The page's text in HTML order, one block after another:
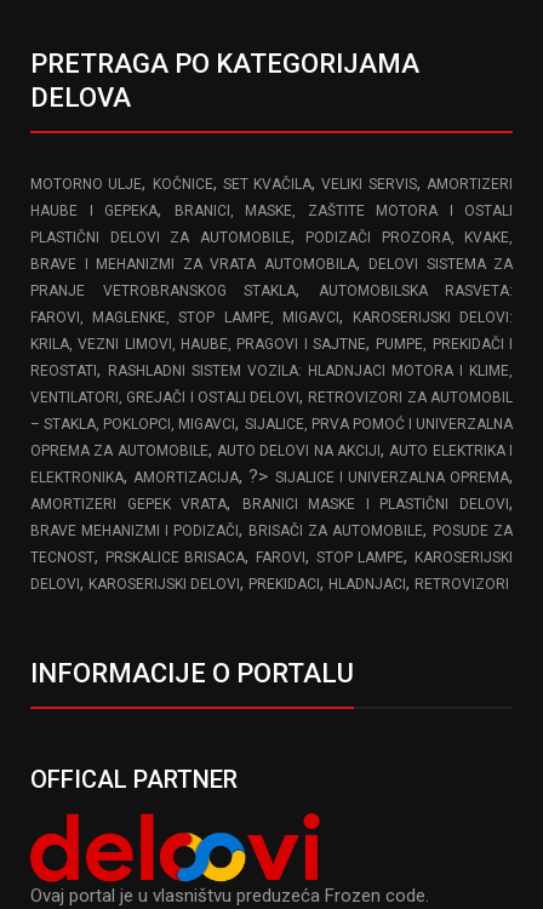
PRETRAGA PO KATEGORIJAMA
DELOVA
MOTORNO ULJE, KOČNICE, SET KVAČILA,VELIKI SERVIS, AMORTIZERI
HAUBE I GEPEKA,
BRANICI, MASKE, ZAŠTITE MOTORA I OSTALI
PLASTIČNI DELOVI ZA AUTOMOBILE,
PODIZAČI PROZORA, KVAKE,
BRAVE I MEHANIZMI ZA VRATA AUTOMOBILA,
DELOVI SISTEMA ZA
PRANJE VETROBRANSKOG STAKLA,
AUTOMOBILSKA RASVETA:
FAROVI, MAGLENKE, STOP LAMPE, MIGAVCI,
KAROSERIJSKI DELOVI:
KRILA, VEZNI LIMOVI, HAUBE, PRAGOVI I SAJTNE, PUMPE, PREKIDAČI I
REOSTATI, RASHLADNI SISTEM VOZILA: HLADNJACI MOTORA I KLIME,
VENTILATORI, GREJAČI I OSTALI DELOVI, RETROVIZORI ZA AUTOMOBIL
– STAKLA, POKLOPCI, MIGAVCI, SIJALICE, PRVA POMOĆ I UNIVERZALNA
OPREMA ZA AUTOMOBILE, AUTO DELOVI NA AKCIJI, AUTO ELEKTRIKA I
ELEKTRONIKA, AMORTIZACIJA, ?> SIJALICE I UNIVERZALNA OPREMA,
AMORTIZERI GEPEK VRATA, BRANICI MASKE I PLASTIČNI DELOVI,
BRAVE MEHANIZMI I PODIZAČI, BRISAČI ZA AUTOMOBILE, POSUDE ZA
TECNOST, PRSKALICE BRISACA, FAROVI, STOP LAMPE, KAROSERIJSKI
DELOVI, KAROSERIJSKI DELOVI, PREKIDACI, HLADNJACI, RETROVIZORI
INFORMACIJE O PORTALU
OFFICAL PARTNER
Ovaj portal je u vlasništvu preduzeća Frozen code.